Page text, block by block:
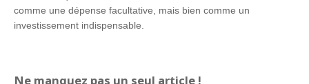
comme une dépense facultative, mais bien comme un
investissement indispensable.
Ne manquez pas un seul article !